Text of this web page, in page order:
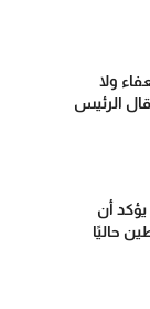
ولا
الرئيس
يؤكد أن
حاليًا